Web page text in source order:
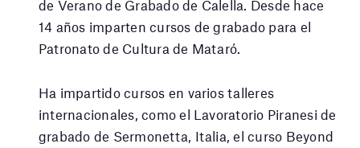
de Verano de Grabado de Calella. Desde hace
14 años imparten cursos de grabado para el
Patronato de Cultura de Mataró.
Ha impartido cursos en varios talleres
internacionales, como el Lavoratorio Piranesi de
grabado de Sermonetta, Italia, el curso Beyond